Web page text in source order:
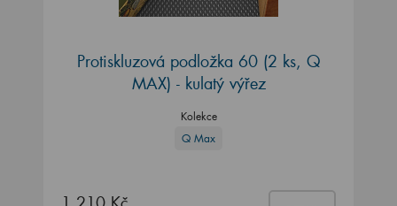
Protiskluzová podložka 60 (2 ks, Q
MAX) - kulatý výřez
Kolekce
Q Max